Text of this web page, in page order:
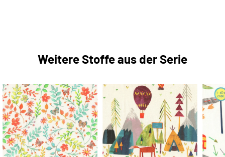
Weitere Stoffe aus der Serie